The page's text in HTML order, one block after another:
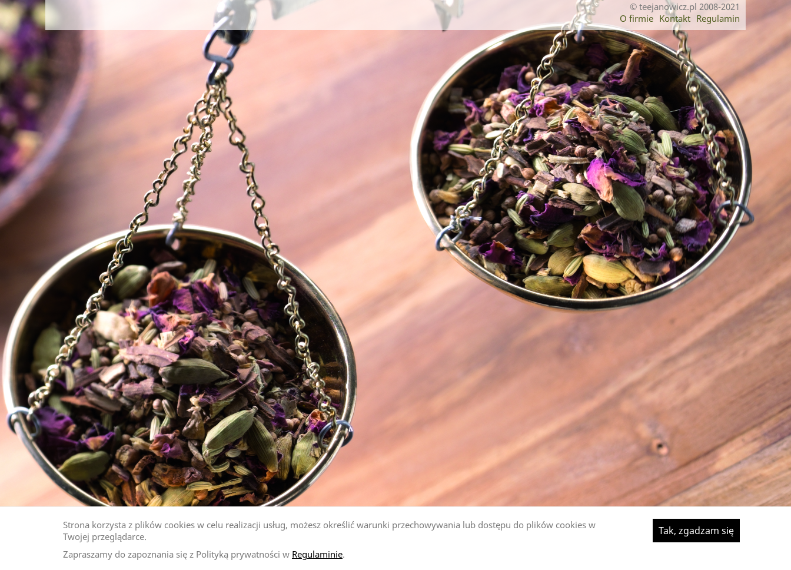
© teejanowicz.pl 2008-2021
O firmie Kontakt Regulamin
Strona korzysta z plików cookies w celu realizacji usług, możesz określić warunki przechowywania lub dostępu do plików cookies w
Twojej przeglądarce.
Zapraszamy do zapoznania się z Polityką prywatności w Regulaminie.
Tak, zgadzam się